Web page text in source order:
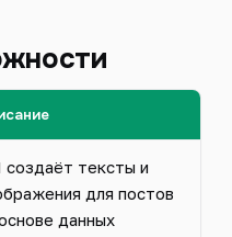
тексты и
для постов
данных